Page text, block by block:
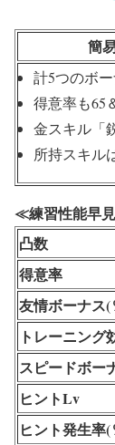
簡
計5つのボ
得意率も65
金スキル「
所持スキル
≪練習性能早
凸数
得意率
友情ボーナス(
トレーニング
スピードボー
ヒントLv
ヒント発生率(